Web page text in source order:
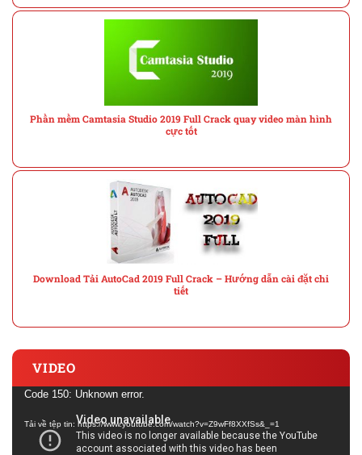
Phần mềm Camtasia Studio 2019 Full Crack quay video màn hình
cực tốt
Download Tải AutoCad 2019 Full Crack – Hướng dẫn cài đặt chi
tiết
VIDEO
Trình
Video
Code 150: Unknown error.
Tải về tệp tin: https://www.youtube.com/watch?v=Z9wFf8XXfSs&_=1